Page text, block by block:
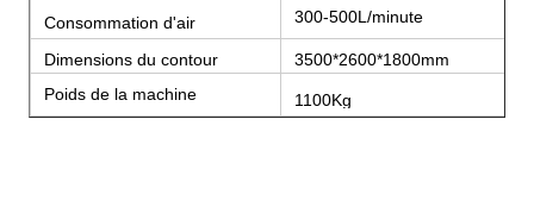
Consommation d'air
300-500L/minute
Dimensions du contour
(L*W*H)
3500*2600*1800mm
Poids de la machine
1100Kg